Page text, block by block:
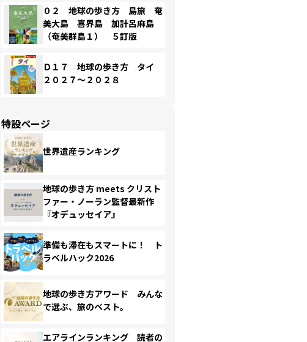
０２ 地球の歩き方 島旅 奄
美大島 喜界島 加計呂麻島
（奄美群島１） ５訂版
Ｄ１７ 地球の歩き方 タイ
２０２７～２０２８
特設ページ
世界遺産ランキング
地球の歩き方 meets クリスト
ファー・ノーラン監督最新作
『オデュッセイア』
準備も滞在もスマートに！ ト
ラベルハック2026
地球の歩き方アワード みんな
で選ぶ、旅のベスト。
エアラインランキング 読者の